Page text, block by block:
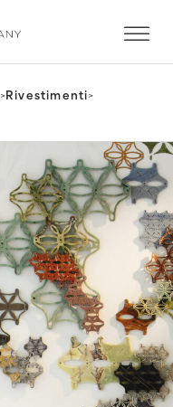
>Rivestimenti>